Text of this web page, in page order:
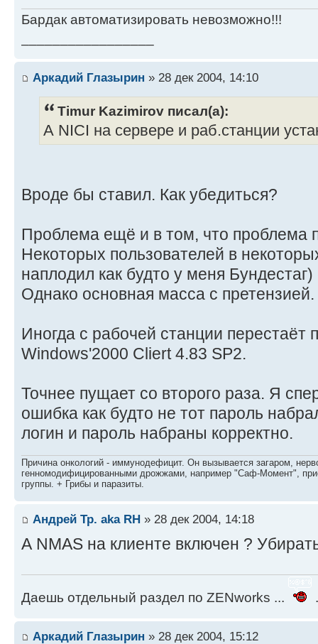
Бардак автоматизировать невозможно!!!
Аркадий Глазырин » 28 дек 2004, 14:10
Timur Kazimirov писал(а):
А NICI на сервере и раб.станции
Вроде бы ставил. Как убедиться?
Проблема ещё и в том, что проблема
Некоторых пользователей в
наплодил как будто у меня
Однако основная масса с претензией.
Иногда с рабочей станции перестаёт
Windows'2000 Cliert 4.83 SP2.
Точнее пущает со второго раза. Я
ошибка как будто не тот пароль
логин и пароль набраны корректно.
Причина онкологий - иммунодефицит. Он вызывается загаром,
генномодифицированными дрожжами, например "Саф-Момент",
группы. + Грибы и паразиты.
Андрей Тр. aka RH » 28 дек 2004, 14:18
А NMAS на клиенте включен ?
Даешь отдельный раздел по ZENworks ...
Аркадий Глазырин » 28 дек 2004, 15:12